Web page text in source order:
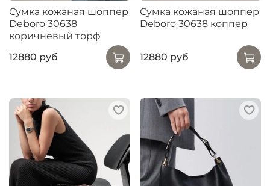
Сумка кожаная шоппер
Deboro 30638
коричневый торф
12880 руб
Сумка кожаная шоппер
Deboro 30638 коппер
12880 руб